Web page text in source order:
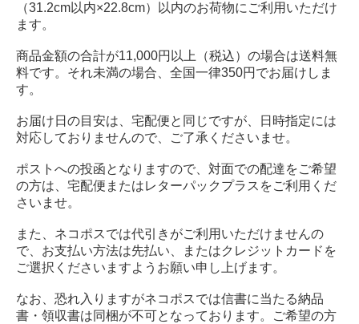
（31.2cm以内×22.8cm）以内のお荷物にご利用いただけ
ます。
商品金額の合計が11,000円以上（税込）の場合は送料無
料です。それ未満の場合、全国一律350円でお届けしま
す。
お届け日の目安は、宅配便と同じですが、日時指定には
対応しておりませんので、ご了承くださいませ。
ポストへの投函となりますので、対面での配達をご希望
の方は、宅配便またはレターパックプラスをご利用くだ
さいませ。
また、ネコポスでは代引きがご利用いただけませんの
で、お支払い方法は先払い、またはクレジットカードを
ご選択くださいますようお願い申し上げます。
なお、恐れ入りますがネコポスでは信書に当たる納品
書・領収書は同梱が不可となっております。ご希望の方